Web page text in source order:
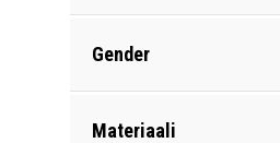
Gender
Materiaali